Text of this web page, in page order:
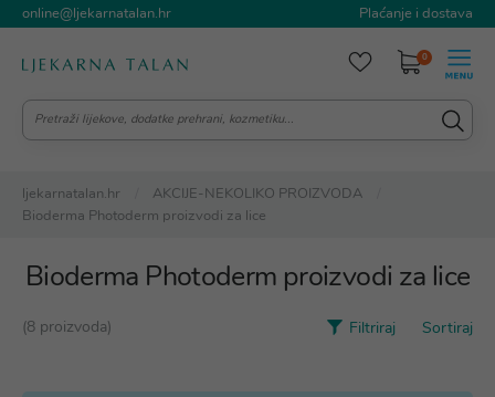
online@ljekarnatalan.hr Plaćanje i dostava
0
ljekarnatalan.hr
AKCIJE-NEKOLIKO PROIZVODA
Bioderma Photoderm proizvodi za lice
Bioderma Photoderm proizvodi za lice
(8 proizvoda) Filtriraj Sortiraj